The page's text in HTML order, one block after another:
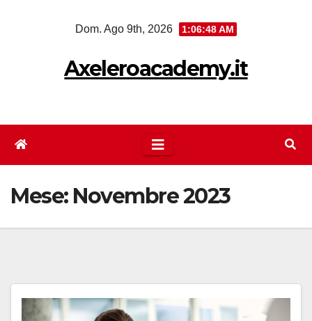
Dom. Ago 9th, 2026 1:06:49 AM
Axeleroacademy.it
Mese: Novembre 2023